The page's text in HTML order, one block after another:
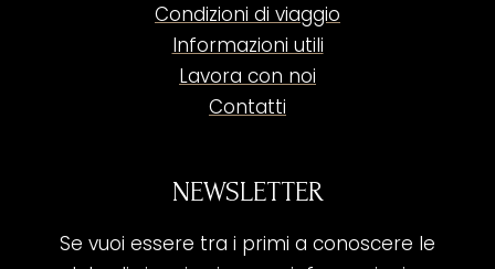
Condizioni di viaggio
Informazioni utili
Lavora con noi
Contatti
NEWSLETTER
Se vuoi essere tra i primi a conoscere le